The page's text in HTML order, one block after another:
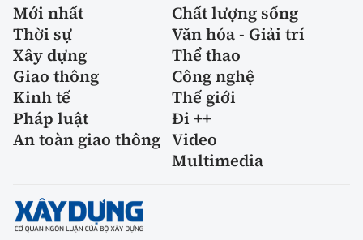
Mới nhất
Chất lượng sống
Thời sự
Văn hóa - Giải trí
Xây dựng
Thể thao
Giao thông
Công nghệ
Kinh tế
Thế giới
Pháp luật
Đi ++
An toàn giao thông Video
Multimedia